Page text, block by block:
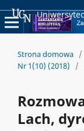
Strona domowa /
Nr 1(10) (2018)
/
Lach,